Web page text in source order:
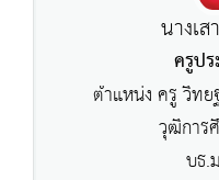
นางเ
ครูป
ตำแหน่ง ครู วิท
วุฒิการ
บธ.